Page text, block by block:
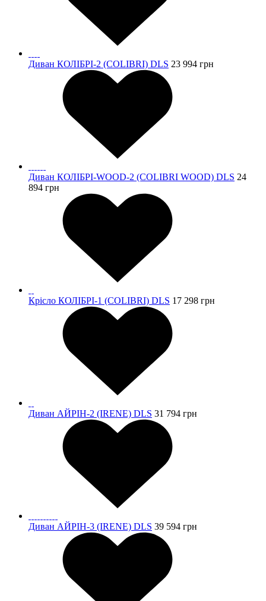
Диван КОЛІБРІ-2 (COLIBRI) DLS 23 994 грн
Диван КОЛІБРІ-WOOD-2 (COLIBRI WOOD) DLS 24
894 грн
Крісло КОЛІБРІ-1 (COLIBRI) DLS 17 298 грн
Диван АЙРІН-2 (IRENE) DLS 31 794 грн
Диван АЙРІН-3 (IRENE) DLS 39 594 грн